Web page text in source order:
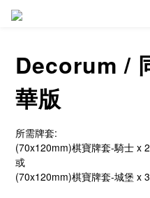
Decorum /
華版
所需牌套:
(70x120mm)棋寶牌套-騎士 x
或
(70x120mm)棋寶牌套-城堡 x